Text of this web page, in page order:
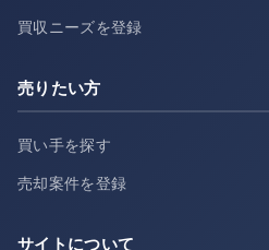
買収ニーズを登録
売りたい方
買い手を探す
売却案件を登録
サイトについて